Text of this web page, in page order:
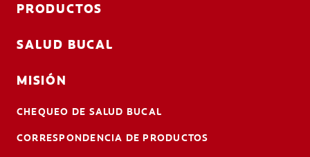
PRODUCTOS
SALUD BUCAL
MISIÓN
CHEQUEO DE SALUD BUCAL
CORRESPONDENCIA DE PRODUCTOS